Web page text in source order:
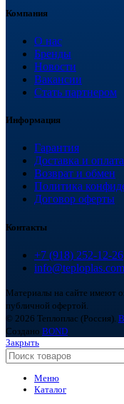
Компания
О нас
Бренды
Новости
Вакансии
Стать партнером
Информация
Гарантия
Доставка и оплата
Возврат и обмен
Политика
Договор оферты
Контакты
+7 (918) 252-12-26
info@teploplas.com
Материалы на сайте имеют
публичной офертой.
© 2026 Теплоплас (Россия).
Создано BOND
Закрыть
Меню
Каталог